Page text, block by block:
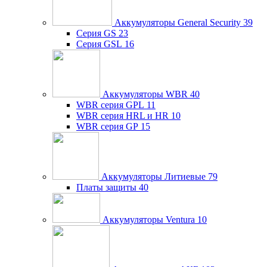
Аккумуляторы General Security 39
Серия GS 23
Серия GSL 16
Аккумуляторы WBR 40
WBR серия GPL 11
WBR серия HRL и HR 10
WBR серия GP 15
Аккумуляторы Литиевые 79
Платы защиты 40
Аккумуляторы Ventura 10